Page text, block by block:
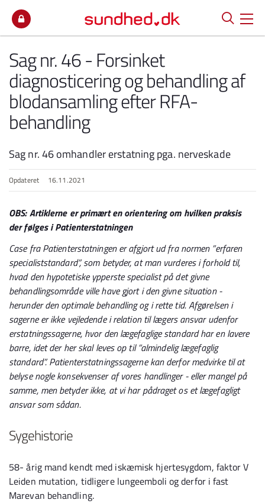
Sag nr. 46 - Forsinket
diagnosticering og behandling af
blodansamling efter RFA-
behandling
Sag nr. 46 omhandler erstatning pga. nerveskade
Opdateret 16.11.2021
OBS: Artiklerne er primært en orientering om hvilken praksis
der følges i Patienterstatningen
Case fra Patienterstatningen er afgjort ud fra normen ”erfaren
specialiststandard”, som betyder, at man vurderes i forhold til,
hvad den hypotetiske ypperste specialist på det givne
behandlingsområde ville have gjort i den givne situation -
herunder den optimale behandling og i rette tid. Afgørelsen i
sagerne er ikke vejledende i relation til lægers ansvar udenfor
erstatningssagerne, hvor den lægefaglige standard har en lavere
barre, idet der her skal leves op til ”almindelig lægefaglig
standard”. Patienterstatningssagerne kan derfor medvirke til at
belyse nogle konsekvenser af vores handlinger - eller mangel på
samme, men betyder ikke, at vi har pådraget os et lægefagligt
ansvar som sådan.
Sygehistorie
58- årig mand kendt med iskæmisk hjertesygdom, faktor V
Leiden mutation, tidligere lungeemboli og derfor i fast
Marevan behandling.